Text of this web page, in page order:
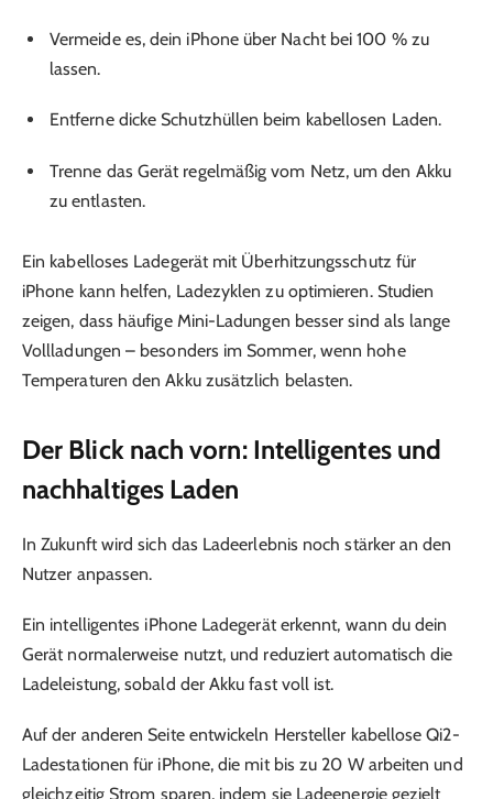
Vermeide es, dein iPhone über Nacht bei 100 % zu
lassen.
Entferne dicke Schutzhüllen beim kabellosen Laden.
Trenne das Gerät regelmäßig vom Netz, um den Akku
zu entlasten.
Ein kabelloses Ladegerät mit Überhitzungsschutz für
iPhone kann helfen, Ladezyklen zu optimieren. Studien
zeigen, dass häufige Mini-Ladungen besser sind als lange
Vollladungen – besonders im Sommer, wenn hohe
Temperaturen den Akku zusätzlich belasten.
Der Blick nach vorn: Intelligentes und
nachhaltiges Laden
In Zukunft wird sich das Ladeerlebnis noch stärker an den
Nutzer anpassen.
Ein intelligentes iPhone Ladegerät erkennt, wann du dein
Gerät normalerweise nutzt, und reduziert automatisch die
Ladeleistung, sobald der Akku fast voll ist.
Auf der anderen Seite entwickeln Hersteller kabellose Qi2-
Ladestationen für iPhone, die mit bis zu 20 W arbeiten und
gleichzeitig Strom sparen, indem sie Ladeenergie gezielt